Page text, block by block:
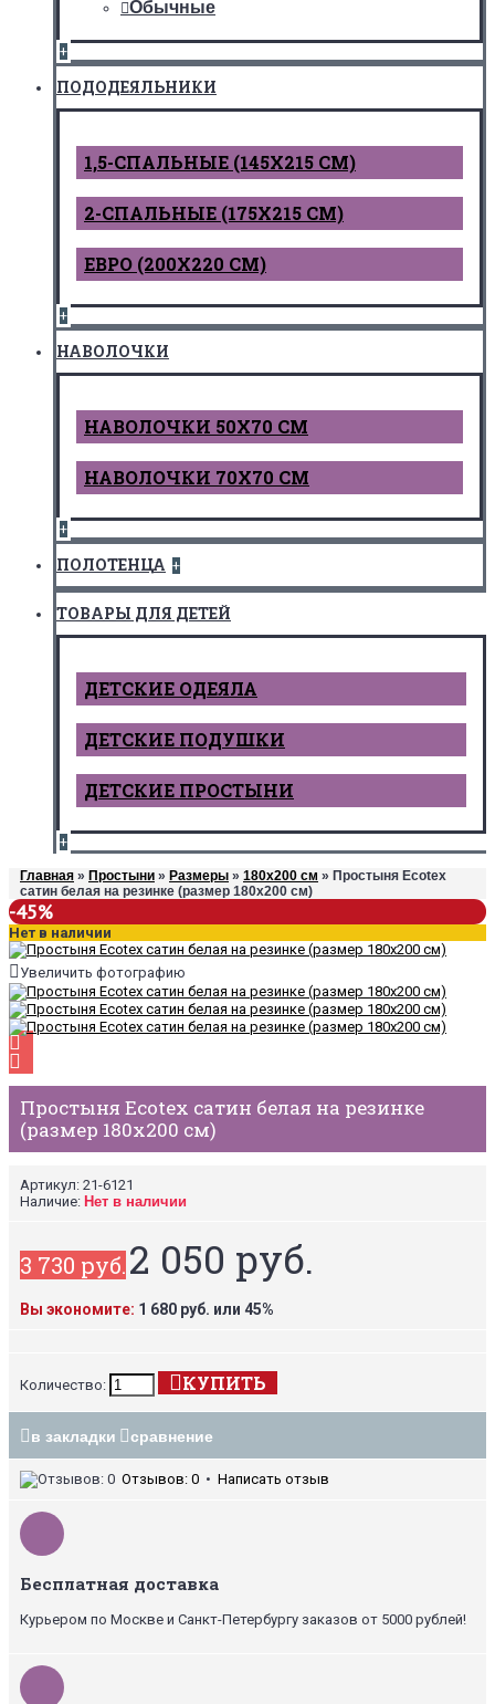
Обычные
+
ПОДОДЕЯЛЬНИКИ
1,5-СПАЛЬНЫЕ (145Х215 СМ)
2-СПАЛЬНЫЕ (175Х215 СМ)
ЕВРО (200Х220 СМ)
+
НАВОЛОЧКИ
НАВОЛОЧКИ 50Х70 СМ
НАВОЛОЧКИ 70Х70 СМ
+
ПОЛОТЕНЦА +
ТОВАРЫ ДЛЯ ДЕТЕЙ
ДЕТCКИЕ ОДЕЯЛА
ДЕТСКИЕ ПОДУШКИ
ДЕТСКИЕ ПРОСТЫНИ
+
Главная » Простыни » Размеры » 180х200 см » Простыня Ecotex
сатин белая на резинке (размер 180х200 см)
-45%
Нет в наличии
Увеличить фотографию
Простыня Ecotex сатин белая на резинке
(размер 180х200 см)
Артикул: 21-6121
Наличие: Нет в наличии
3 730 руб.2 050 руб.
Вы экономите: 1 680 руб. или 45%
Количество: КУПИТЬ
в закладки сравнение
Отзывов: 0 • Написать отзыв
Бесплатная доставка
Курьером по Москве и Санкт-Петербургу заказов от 5000 рублей!